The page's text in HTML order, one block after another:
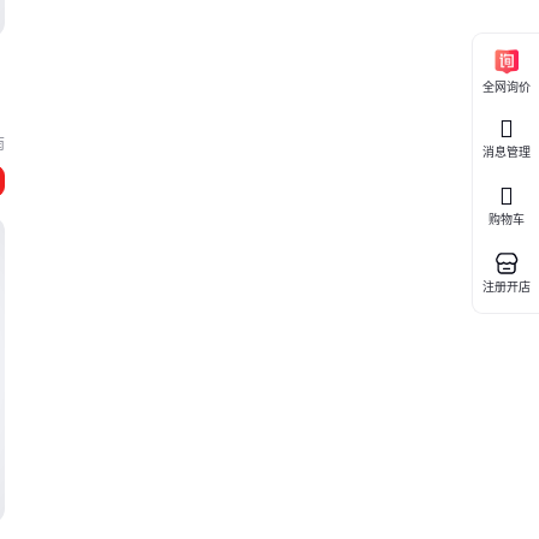
全网询价
消息管理
购物车
注册开店